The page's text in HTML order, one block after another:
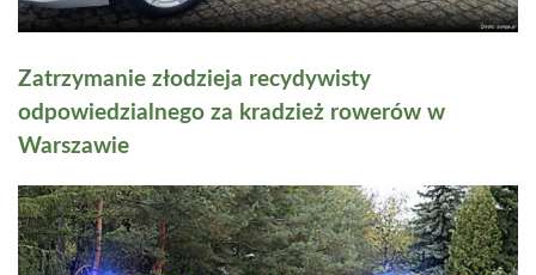
Zatrzymanie złodzieja recydywisty
odpowiedzialnego za kradzież rowerów w
Warszawie